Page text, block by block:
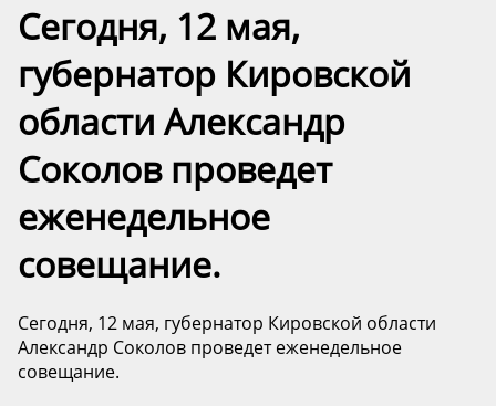
Сегодня, 12 мая,
губернатор Кировской
области Александр
Соколов проведет
еженедельное
совещание.
Сегодня, 12 мая, губернатор Кировской области
Александр Соколов проведет еженедельное
совещание.